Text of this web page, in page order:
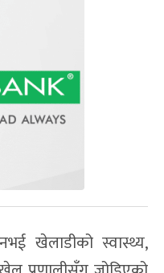
खेलाडीको स्वास्थ्य,